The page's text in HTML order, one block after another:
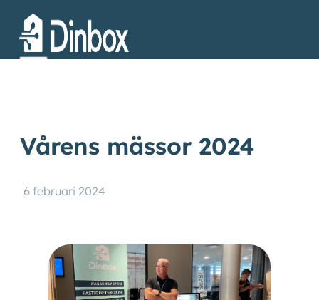
Kundcase
Vårens mässor 2024
6 februari 2024